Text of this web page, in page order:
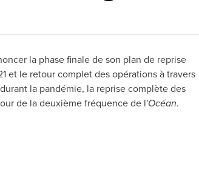
la phase finale de son plan de reprise
etle retour complet des opérations à travers
la pandémie, la reprise complète des
de la deuxième fréquence de l'Océan.